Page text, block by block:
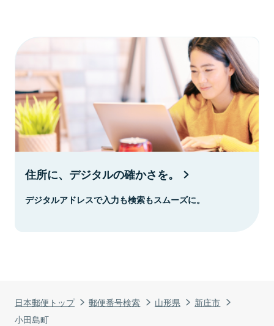
日本郵便トップ 郵便番号検索 山形県
新庄市
小田島町
住所に、デジタルの確かさを。
デジタルアドレスで入力も検索もスムーズに。